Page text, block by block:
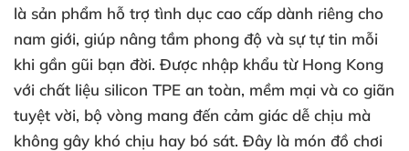
là sản phẩm hỗ trợ tình dục cao cấp dành riêng cho
nam giới, giúp nâng tầm phong độ và sự tự tin mỗi
khi gần gũi bạn đời. Được nhập khẩu từ Hong Kong
với chất liệu silicon TPE an toàn, mềm mại và co giãn
tuyệt vời, bộ vòng mang đến cảm giác dễ chịu mà
không gây khó chịu hay bó sát. Đây là món đồ chơi